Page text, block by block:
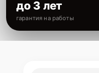
до 3 лет
гарантия на работы